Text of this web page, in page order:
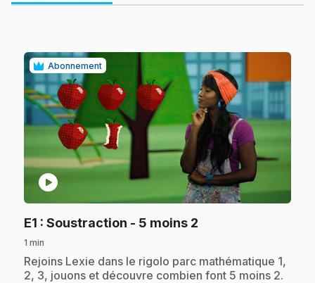
Abonnement
play_circle
E1 : Soustraction - 5 moins 2
1 min
.Rejoins Lexie dans le rigolo parc mathématique 1,
2, 3, jouons et découvre combien font 5 moins 2.